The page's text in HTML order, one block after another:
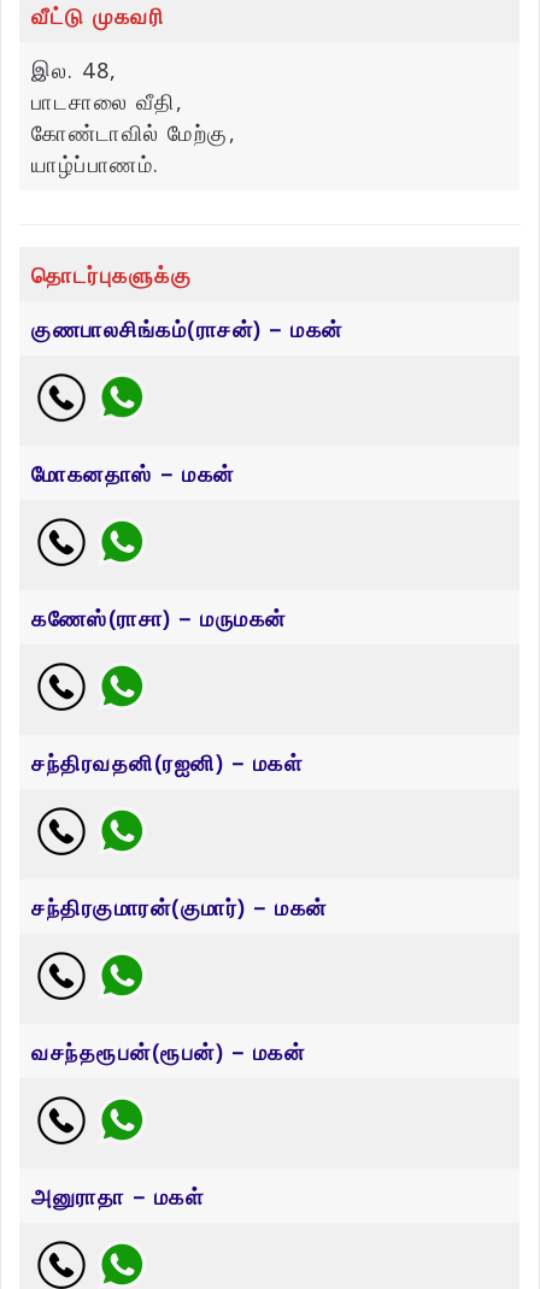
வீட்டு முகவரி
இல. 48,
பாடசாலை வீதி,
கோண்டாவில் மேற்கு,
யாழ்ப்பாணம்.
தொடர்புகளுக்கு
குணபாலசிங்கம்(ராசன்) – மகன்
மோகனதாஸ் – மகன்
கணேஸ்(ராசா) – மருமகன்
சந்திரவதனி(ரஐனி) – மகள்
சந்திரகுமாரன்(குமார்) – மகன்
வசந்தரூபன்(ரூபன்) – மகன்
அனுராதா – மகள்